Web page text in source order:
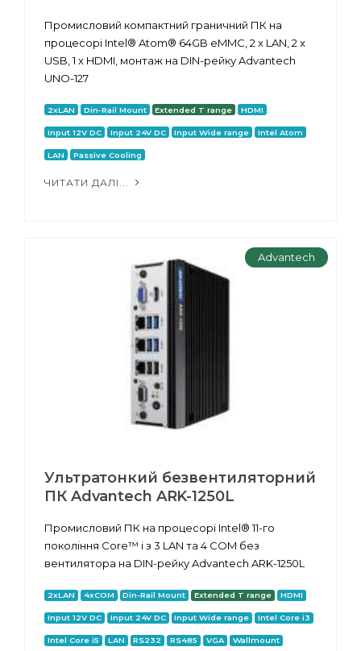
Промисловий компактний граничний ПК на
процесорі Intel® Atom® 64GB eMMC, 2 x LAN, 2 x
USB, 1 x HDMI, монтаж на DIN-рейку Advantech
UNO-127
2xLAN Din-Rail Mount Extended T range HDMI
Input 12V DC Input 24V DC Input Wide range Intel Atom
LAN Passive Cooling
ЧИТАТИ ДАЛІ...
Advantech
Ультратонкий безвентиляторний
ПК Advantech ARK-1250L
Промисловий ПК на процесорі Intel® 11-го
покоління Core™ i з 3 LAN та 4 COM без
вентилятора на DIN-рейку Advantech ARK-1250L
2xLAN 4xCOM Din-Rail Mount Extended T range HDMI
Input 12V DC Input 24V DC Input Wide range Intel Core i3
Intel Core i5 LAN RS232 RS485 VGA Wallmount